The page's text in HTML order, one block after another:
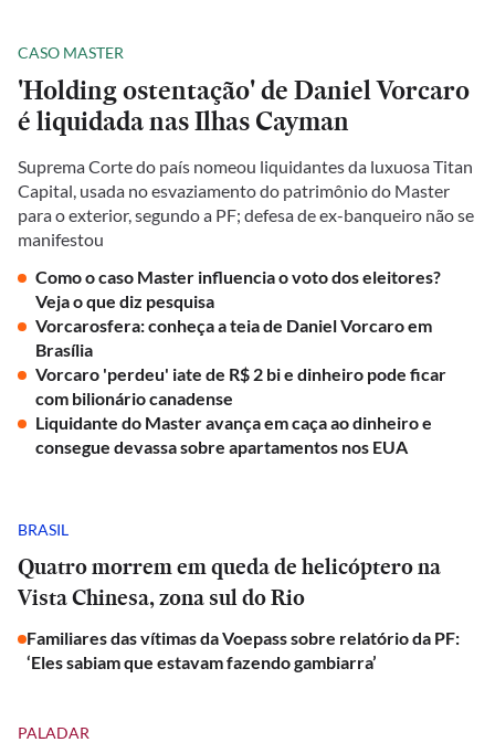
CASO MASTER
'Holding ostentação' de Daniel Vorcaro
é liquidada nas Ilhas Cayman
Suprema Corte do país nomeou liquidantes da luxuosa Titan
Capital, usada no esvaziamento do patrimônio do Master
para o exterior, segundo a PF; defesa de ex-banqueiro não se
manifestou
Como o caso Master influencia o voto dos eleitores?
Veja o que diz pesquisa
Vorcarosfera: conheça a teia de Daniel Vorcaro em
Brasília
Vorcaro 'perdeu' iate de R$ 2 bi e dinheiro pode ficar
com bilionário canadense
Liquidante do Master avança em caça ao dinheiro e
consegue devassa sobre apartamentos nos EUA
BRASIL
Quatro morrem em queda de helicóptero na
Vista Chinesa, zona sul do Rio
Familiares das vítimas da Voepass sobre relatório da PF:
‘Eles sabiam que estavam fazendo gambiarra’
PALADAR